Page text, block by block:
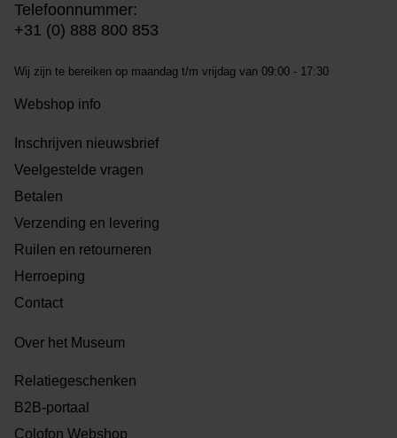
Telefoonnummer:
+31 (0) 888 800 853
Wij zijn te bereiken op maandag t/m vrijdag van 09:00 - 17:30
Webshop info
Inschrijven nieuwsbrief
Veelgestelde vragen
Betalen
Verzending en levering
Ruilen en retourneren
Herroeping
Contact
Over het Museum
Relatiegeschenken
B2B-portaal
Colofon Webshop